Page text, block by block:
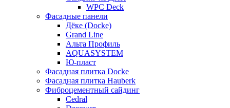
WPC Deck
Фасадные панели
Дёке (Docke)
Grand Line
Альта Профиль
AQUASYSTEM
Ю-пласт
Фасадная плитка Docke
Фасадная плитка Hauberk
Фиброцементный сайдинг
Cedral